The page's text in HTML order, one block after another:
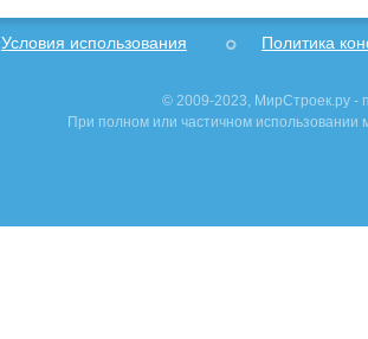
Условия использования Политика
© 2009-2023, МирСтроек.ру -
При полном или частичном использовании